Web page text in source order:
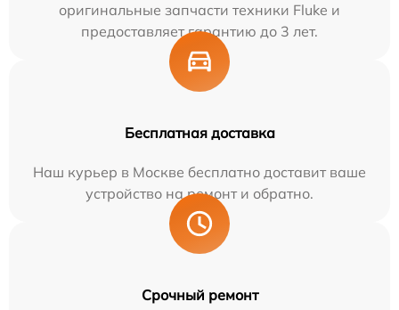
оригинальные запчасти техники Fluke и
предоставляет гарантию до 3 лет.
Бесплатная доставка
Наш курьер в Москве бесплатно доставит ваше
устройство на ремонт и обратно.
Срочный ремонт